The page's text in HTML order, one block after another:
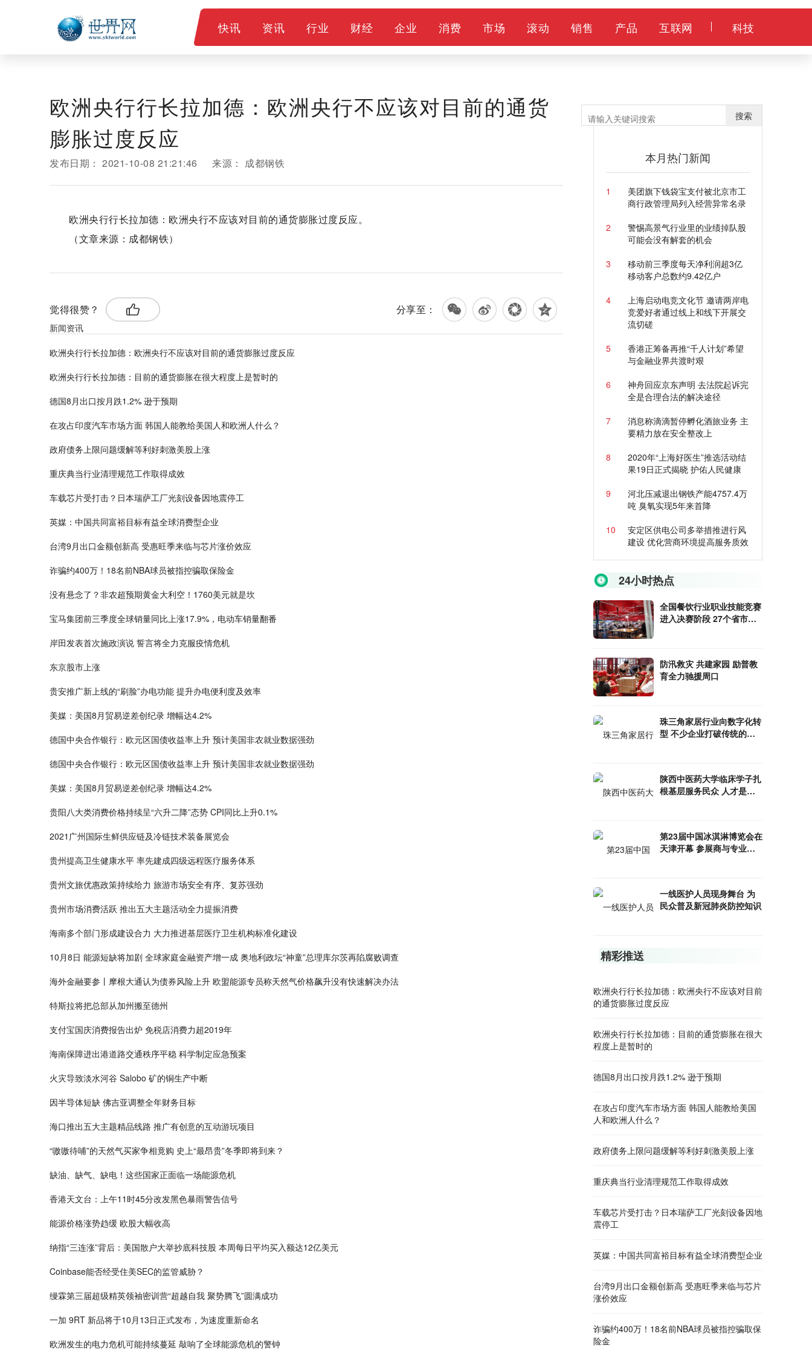
快讯 资讯 行业 财经 企业 消费 市场 滚动 销售 产品 互联网 科技
欧洲央行行长拉加德：欧洲央行不应该对目前的通货
膨胀过度反应
发布日期： 2021-10-08 21:21:46 来源： 成都钢铁
欧洲央行行长拉加德：欧洲央行不应该对目前的通货膨胀过度反应。
（文章来源：成都钢铁）
觉得很赞？ 分享至：
新闻资讯
欧洲央行行长拉加德：欧洲央行不应该对目前的通货膨胀过度反应
欧洲央行行长拉加德：目前的通货膨胀在很大程度上是暂时的
德国8月出口按月跌1.2% 逊于预期
在攻占印度汽车市场方面 韩国人能教给美国人和欧洲人什么？
政府债务上限问题缓解等利好刺激美股上涨
重庆典当行业清理规范工作取得成效
车载芯片受打击？日本瑞萨工厂光刻设备因地震停工
英媒：中国共同富裕目标有益全球消费型企业
台湾9月出口金额创新高 受惠旺季来临与芯片涨价效应
诈骗约400万！18名前NBA球员被指控骗取保险金
没有悬念了？非农超预期黄金大利空！1760美元就是坎
宝马集团前三季度全球销量同比上涨17.9%，电动车销量翻番
岸田发表首次施政演说 誓言将全力克服疫情危机
东京股市上涨
贵安推广新上线的“刷脸”办电功能 提升办电便利度及效率
美媒：美国8月贸易逆差创纪录 增幅达4.2%
德国中央合作银行：欧元区国债收益率上升 预计美国非农就业数据强劲
德国中央合作银行：欧元区国债收益率上升 预计美国非农就业数据强劲
美媒：美国8月贸易逆差创纪录 增幅达4.2%
贵阳八大类消费价格持续呈“六升二降”态势 CPI同比上升0.1%
2021广州国际生鲜供应链及冷链技术装备展览会
贵州提高卫生健康水平 率先建成四级远程医疗服务体系
贵州文旅优惠政策持续给力 旅游市场安全有序、复苏强劲
贵州市场消费活跃 推出五大主题活动全力提振消费
海南多个部门形成建设合力 大力推进基层医疗卫生机构标准化建设
10月8日 能源短缺将加剧 全球家庭金融资产增一成 奥地利政坛“神童”总理库尔茨再陷腐败调查
海外金融要参丨摩根大通认为债券风险上升 欧盟能源专员称天然气价格飙升没有快速解决办法
特斯拉将把总部从加州搬至德州
支付宝国庆消费报告出炉 免税店消费力超2019年
海南保障进出港道路交通秩序平稳 科学制定应急预案
火灾导致淡水河谷 Salobo 矿的铜生产中断
因半导体短缺 佛吉亚调整全年财务目标
海口推出五大主题精品线路 推广有创意的互动游玩项目
“嗷嗷待哺”的天然气买家争相竟购 史上“最昂贵”冬季即将到来？
缺油、缺气、缺电！这些国家正面临一场能源危机
香港天文台：上午11时45分改发黑色暴雨警告信号
能源价格涨势趋缓 欧股大幅收高
纳指“三连涨”背后：美国散户大举抄底科技股 本周每日平均买入额达12亿美元
Coinbase能否经受住美SEC的监管威胁？
缦霖第三届超级精英领袖密训营“超越自我 聚势腾飞”圆满成功
一加 9RT 新品将于10月13日正式发布，为速度重新命名
欧洲发生的电力危机可能持续蔓延 敲响了全球能源危机的警钟
搜索
本月热门新闻
1
美团旗下钱袋宝支付被北京市工
商行政管理局列入经营异常名录
2
警惕高景气行业里的业绩掉队股
可能会没有解套的机会
3
移动前三季度每天净利润超3亿
移动客户总数约9.42亿户
4
上海启动电竞文化节 邀请两岸电
竞爱好者通过线上和线下开展交
流切磋
5
香港正筹备再推“千人计划”希望
与金融业界共渡时艰
6
神舟回应京东声明 去法院起诉完
全是合理合法的解决途径
7
消息称滴滴暂停孵化酒旅业务 主
要精力放在安全整改上
8
2020年“上海好医生”推选活动结
果19日正式揭晓 护佑人民健康
9
河北压减退出钢铁产能4757.4万
吨 臭氧实现5年来首降
10
安定区供电公司多举措推进行风
建设 优化营商环境提高服务质效
24小时热点
全国餐饮行业职业技能竞赛
进入决赛阶段 27个省市通
防汛救灾 共建家园 励普教
育全力驰援周口
珠三角家居行业向数字化转
型 不少企业打破传统的线
陕西中医药大学临床学子扎
根基层服务民众 人才是健
第23届中国冰淇淋博览会在
天津开幕 参展商与专业观
一线医护人员现身舞台 为
民众普及新冠肺炎防控知识
精彩推送
欧洲央行行长拉加德：欧洲央行不应该对目前
的通货膨胀过度反应
欧洲央行行长拉加德：目前的通货膨胀在很大
程度上是暂时的
德国8月出口按月跌1.2% 逊于预期
在攻占印度汽车市场方面 韩国人能教给美国
人和欧洲人什么？
政府债务上限问题缓解等利好刺激美股上涨
重庆典当行业清理规范工作取得成效
车载芯片受打击？日本瑞萨工厂光刻设备因地
震停工
英媒：中国共同富裕目标有益全球消费型企业
台湾9月出口金额创新高 受惠旺季来临与芯片
涨价效应
诈骗约400万！18名前NBA球员被指控骗取保
险金